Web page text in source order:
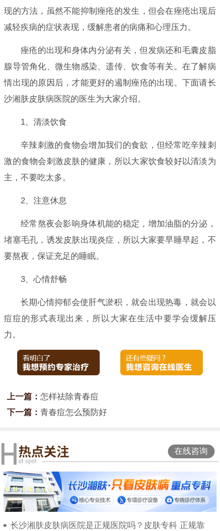
现的方法，虽然不能抑制痤疮的发生，但会在痤疮出现后
减轻疾病的症状表现，缓解患者的病痛和心理压力。
痤疮的出现和身体内分泌有关，但发病还和毛囊皮脂
腺导管角化、微生物感染、遗传、饮食等有关。在了解病
情出现的原因后，才能更好的遏制痤疮的出现。下面请长
沙湘肤皮肤病医院的医生为大家介绍。
1、清淡饮食
辛辣刺激的食物会增加我们的食欲，但经常吃辛辣刺
激的食物会刺激皮肤的健康，所以大家饮食较好以清淡为
主，不要吃太多。
2、注意休息
经常熬夜会影响身体机能的稳定，增加油脂的分泌，
堵塞毛孔，诱发皮肤出现炎症，所以大家要早睡早起，不
要熬夜，保证充足的睡眠。
3、心情舒畅
长期心情抑郁会使肝气淤积，就会出现热毒，就会以
痘痘的形式表现出来，所以大家在生活中要学会缓解压
力。
上一篇： 怎样祛除青春痘
下一篇： 青春痘怎么预防好
在线咨询
长沙湘肤皮肤病医院是正规医院吗？皮肤专科 正规靠